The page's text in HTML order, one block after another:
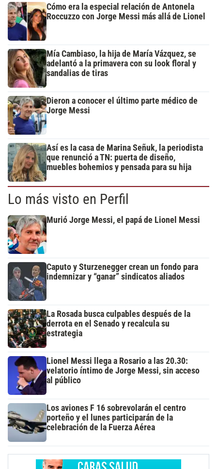
Cómo era la especial relación de Antonela
Roccuzzo con Jorge Messi más allá de Lionel
Mía Cambiaso, la hija de María Vázquez, se
adelantó a la primavera con su look floral y
sandalias de tiras
Dieron a conocer el último parte médico de
Jorge Messi
Así es la casa de Marina Señuk, la periodista
que renunció a TN: puerta de diseño,
muebles bohemios y pensada para su hija
Lo más visto en Perfil
Murió Jorge Messi, el papá de Lionel Messi
Caputo y Sturzenegger crean un fondo para
indemnizar y “ganar” sindicatos aliados
La Rosada busca culpables después de la
derrota en el Senado y recalcula su
estrategia
Lionel Messi llega a Rosario a las 20.30:
velatorio íntimo de Jorge Messi, sin acceso
al público
Los aviones F 16 sobrevolarán el centro
porteño y el lunes participarán de la
celebración de la Fuerza Aérea